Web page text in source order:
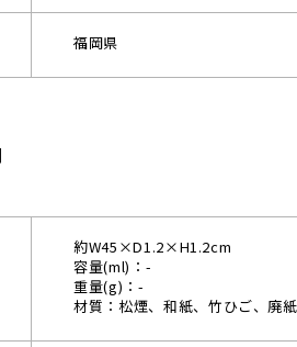
福岡県
約W45×D1.2×H1.2cm
容量(ml)：-
重量(g)：-
材質：松煙、和紙、竹ひご、廃